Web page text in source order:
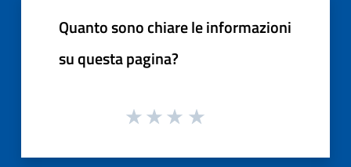
Quanto sono chiare le informazioni
su questa pagina?